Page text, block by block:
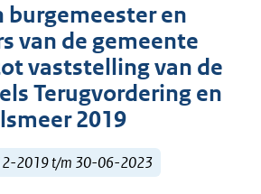
burgemeester en
van de gemeente
vaststelling van de
Terugvordering en
2019
2019 t/m 30-06-2023